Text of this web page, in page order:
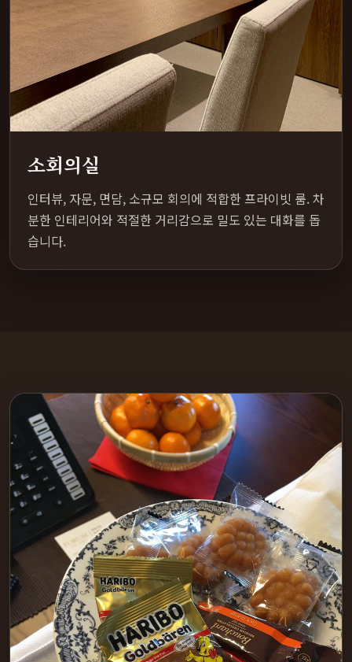
소회의실
인터뷰, 자문, 면담, 소규모 회의에 적합한 프라이빗 룸. 차
분한 인테리어와 적절한 거리감으로 밀도 있는 대화를 돕
습니다.